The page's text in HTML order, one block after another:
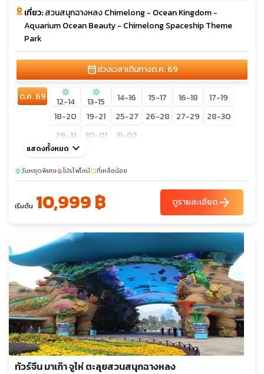
เที่ยว:สวนสนุกฉางหลง Chimelong - Ocean Kingdom -
Aquarium Ocean Beauty - Chimelong Spaceship Theme
Park
calendar_monthช่วงเวลาเดินทางต.ค. 69
ต.ค. 69 sunny
12-14
sunny
13-15 14-16 15-17 16-18
17-19
18-20
19-21 25-27 26-28 27-29
28-30
29-31
30-01 31-02
แสดงทั้งหมด keyboard_arrow_down
sunnyวันหยุดพิเศษlocal_fire_departmentโปรไฟไหม้confirmation_numberที่เหลือน้อย
เริ่มต้น 10,999 ฿ ดูรายละเอียดarrow_forward
ทัวร์จีน มาเก๊า จูไห่ ตะลุยสวนสนุกฉางหลง